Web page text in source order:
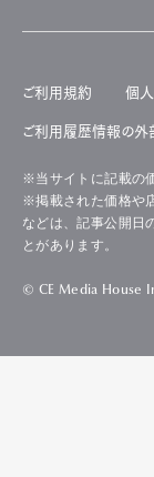
ご利用規約 個
ご利用履歴情報の外
※当サイトに記載の
※掲載された価格や
などは、記事公開日
とがあります。
© CE Media House